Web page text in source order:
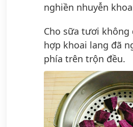
nghiền nhuyễn
Cho sữa tươi không
hợp khoai lang đã
phía trên trộn đều.